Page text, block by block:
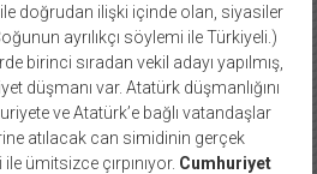
doğrudan ilişki içinde olan, siyasiler
ayrılıkçı söylemi ile Türkiyeli.)
birinci sıradan vekil adayı yapılmış,
düşmanı var. Atatürk düşmanlığını
ve Atatürk’e bağlı vatandaşlar
atılacak can simidinin gerçek
ümitsizce çırpınıyor. Cumhuriyet